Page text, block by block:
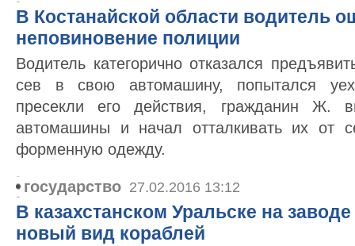
В Костанайской области водитель
неповиновение полиции
Водитель категорично отказался
сев в свою автомашину, попытался
пресекли его действия, гражданин Ж.
автомашины и начал отталкивать их от
форменную одежду.
государство 27.02.2016 13:12
В казахстанском Уральске на
новый вид кораблей